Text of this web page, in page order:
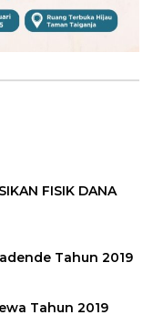
FISIK DANA
Tahun 2019
Tahun 2019